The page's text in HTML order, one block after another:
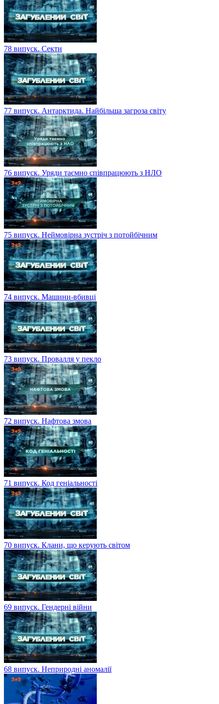
78 випуск. Секти
77 випуск. Антарктида. Найбільша загроза світу
76 випуск. Уряди таємно співпрацюють з НЛО
75 випуск. Неймовірна зустріч з потойбічним
74 випуск. Машини-вбивці
73 випуск. Провалля у пекло
72 випуск. Нафтова змова
71 випуск. Код геніальності
70 випуск. Клани, що керують світом
69 випуск. Гендерні війни
68 випуск. Неприродні аномалії